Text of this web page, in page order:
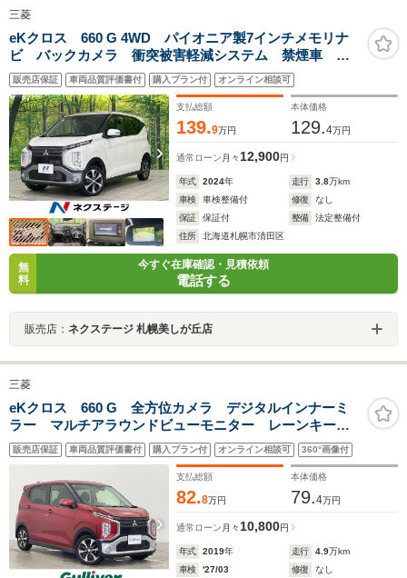
三菱
eKクロス 660 G 4WD パイオニア製7インチメモリナ
ビ バックカメラ 衝突被害軽減システム 禁煙車 コ
ーナーセンサー スマートキー LEDヘッド ETC 純
正15インチアルミ オートハイビーム オートライト
オートエアコン
販売店保証 車両品質評価書付 購入プラン付 オンライン相談可
支払総額
139.9万円
本体価格
129.4万円
通常ローン 月々 12,900円
年式 2024年 走行 3.8万km
車検
車検整備付 修復
なし
保証
保証付 整備
法定整備付
住所
北海道札幌市清田区
無
料
今すぐ在庫確認・見積依頼
電話する
販売店： ネクステージ 札幌美しが丘店
三菱
eKクロス 660 G 全方位カメラ デジタルインナーミ
ラー マルチアラウンドビューモニター レーンキープ
アシスト 衝突軽減パーキングセンサー ドライブレコ
ーダー LEDヘッドライト オートライト シートヒー
販売店保証 車両品質評価書付 購入プラン付 オンライン相談可 360°画像付
支払総額
82.8万円
本体価格
79.4万円
通常ローン 月々10,800円
年式 2019年 走行 4.9万km
車検
'27/03 修復 なし